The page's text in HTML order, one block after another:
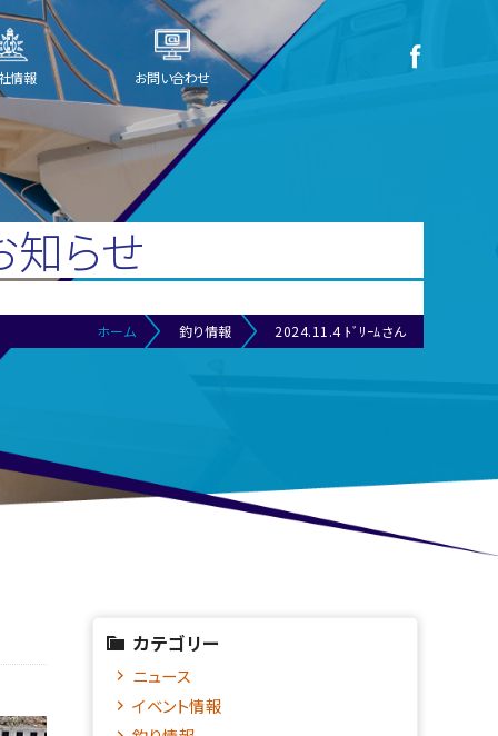
情報 お問い合わせ
知らせ
ホーム 釣り情報 2024.11.4 ﾄﾞﾘｰﾑさん
カテゴリー
ニュース
イベント情報